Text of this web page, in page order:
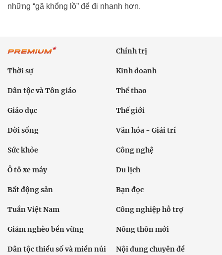
những “gã khổng lồ” để đi nhanh hơn.
Chính trị
Thời sự Kinh doanh
Dân tộc và Tôn giáo Thể thao
Giáo dục Thế giới
Đời sống Văn hóa - Giải trí
Sức khỏe Công nghệ
Ô tô xe máy Du lịch
Bất động sản Bạn đọc
Tuần Việt Nam Công nghiệp hỗ trợ
Giảm nghèo bền vững Nông thôn mới
Dân tộc thiểu số và miền núi Nội dung chuyên đề